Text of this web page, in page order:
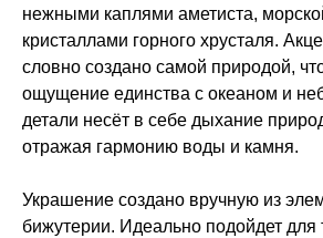
нежными каплями аметиста,
кристаллами горного хрусталя.
словно создано самой природой,
ощущение единства с океаном и
детали несёт в себе дыхание
отражая гармонию воды и камня.
Украшение создано вручную из
бижутерии. Идеально подойдет для